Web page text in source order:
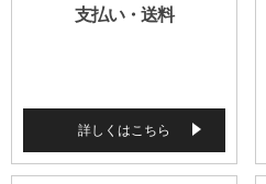
支払い・送料
詳しくはこちら